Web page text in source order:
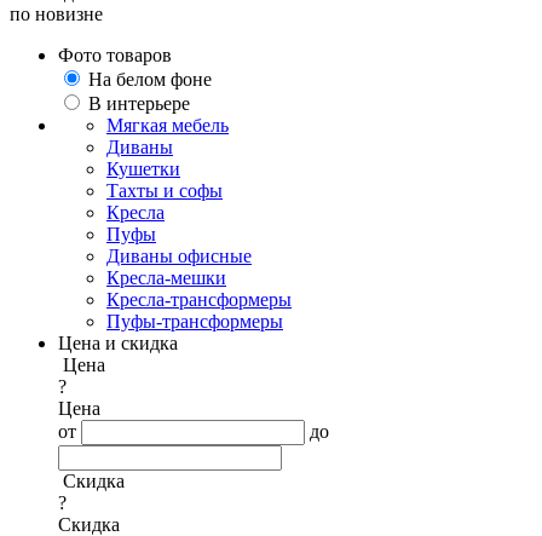
по новизне
Фото товаров
На белом фоне
В интерьере
Мягкая мебель
Диваны
Кушетки
Тахты и софы
Кресла
Пуфы
Диваны офисные
Кресла-мешки
Кресла-трансформеры
Пуфы-трансформеры
Цена и скидка
Цена
?
Цена
от
до
Скидка
?
Скидка